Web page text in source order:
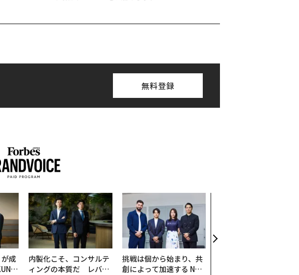
無料登録
成
内製化こそ、コンサルテ
ィングの本質だ レバレ
挑戦は個から始まり、共
創によって加速する NOR
くり方